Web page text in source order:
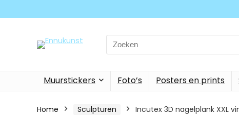
Search
for:
Muurstickers Foto’s Posters en prints
Home Sculpturen Incutex 3D nagelplank XXL